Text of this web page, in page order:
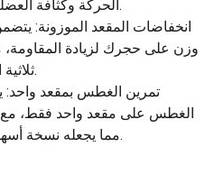
الحركة وكثافة العضلة ثلاثية الرؤوس والكتفين.
انخفاضات المقعد الموزونة:
وزن على حجرك لزيادة
ثلاثية الرؤوس والكتفين والصدر.
تمرين الغطس بمقعد واحد:
الغطس على مقعد واحد فقط،
مما يجعله نسخة أسهل قليلًا ومناسبة للمبتدئين.